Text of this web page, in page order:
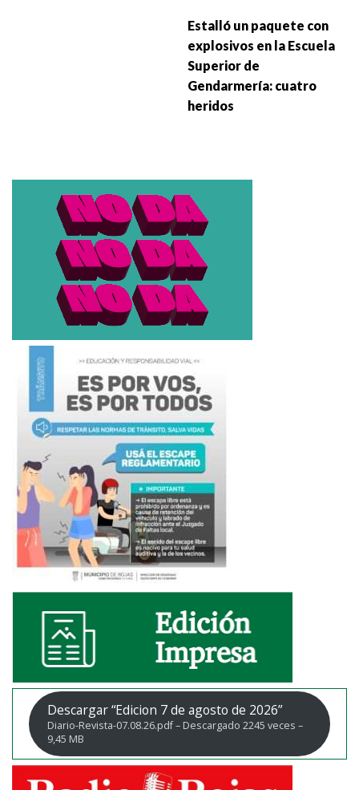
Estalló un paquete con
explosivos en la Escuela
Superior de
Gendarmería: cuatro
heridos
Descargar “Edicion 7 de agosto de 2026”
Diario-Revista-07.08.26.pdf – Descargado 2245 veces –
9,45 MB